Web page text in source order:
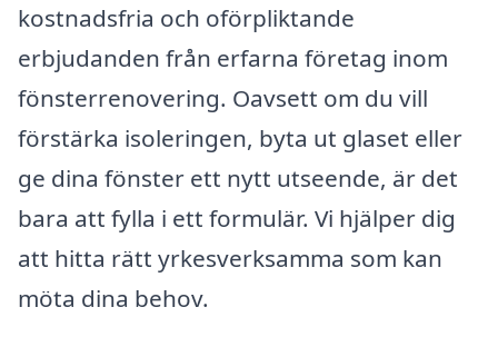
kostnadsfria och oförpliktande
erbjudanden från erfarna företag inom
fönsterrenovering. Oavsett om du vill
förstärka isoleringen, byta ut glaset eller
ge dina fönster ett nytt utseende, är det
bara att fylla i ett formulär. Vi hjälper dig
att hitta rätt yrkesverksamma som kan
möta dina behov.